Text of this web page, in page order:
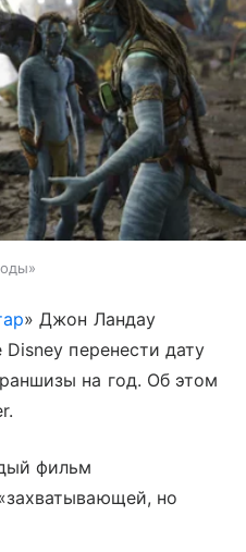
» Джон Ландау
перенести дату
на год. Об этом
фильм
но